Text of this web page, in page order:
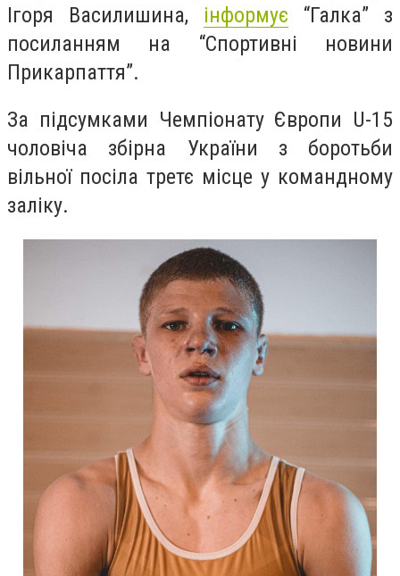
Ігоря Василишина, інформує “Галка” з
посиланням на “Спортивні новини
Прикарпаття”.
За підсумками Чемпіонату Європи U-15
чоловіча збірна України з боротьби
вільної посіла третє місце у командному
заліку.